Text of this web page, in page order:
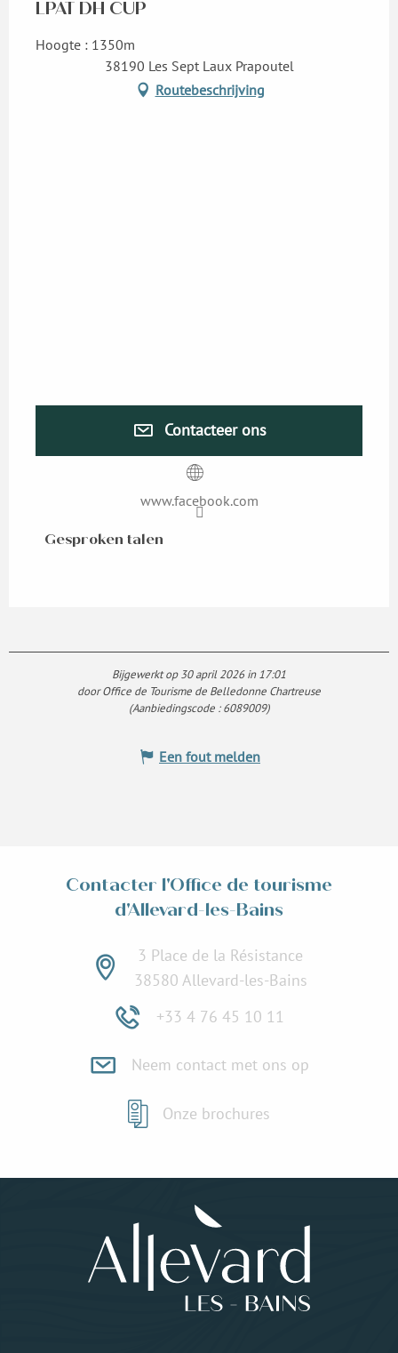
LPAT DH CUP
Hoogte : 1350m
38190 Les Sept Laux Prapoutel
Routebeschrijving
Contacteer ons
www.facebook.com
Gesproken talen
Gesproken talen
Bijgewerkt op 30 april 2026 in 17:01
door Office de Tourisme de Belledonne Chartreuse
(Aanbiedingscode :6089009)
Een fout melden
Contacter l'Office de tourisme
d'Allevard-les-Bains
3 Place de la Résistance
38580 Allevard-les-Bains
+33 4 76 45 10 11
Neem contact met ons op
Onze brochures